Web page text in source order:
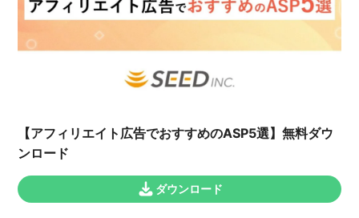
【アフィリエイト広告でおすすめのASP5選】無料ダウ
ンロード
ダウンロード